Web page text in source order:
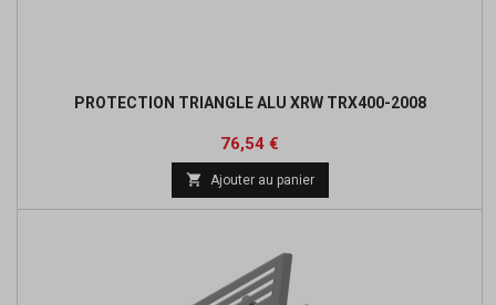
PROTECTION TRIANGLE ALU XRW TRX400-2008
Prix
76,54 €
base
 Ajouter au panier